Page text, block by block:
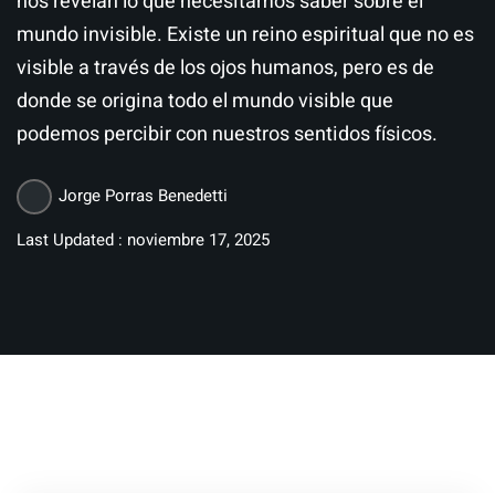
mundo invisible. Existe un reino espiritual que no es
visible a través de los ojos humanos, pero es de
donde se origina todo el mundo visible que
podemos percibir con nuestros sentidos físicos.
Jorge Porras Benedetti
Last Updated : noviembre 17, 2025